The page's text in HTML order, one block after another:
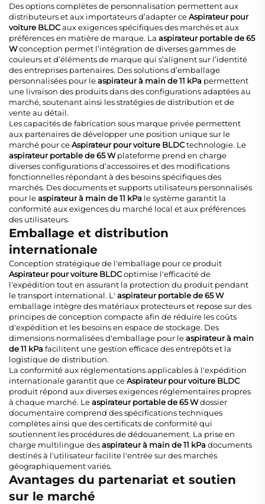
Des options complètes de personnalisation permettent aux
distributeurs et aux importateurs d’adapter ceAspirateur pour
voiture BLDCaux exigences spécifiques des marchés et aux
préférences en matière de marque. La aspirateur portable de 65
Wconception permet l’intégration de diverses gammes de
couleurs et d’éléments de marque qui s’alignent sur l’identité
des entreprises partenaires. Des solutions d’emballage
personnalisées pour leaspirateur à main de 11 kPa permettent
une livraison des produits dans des configurations adaptées au
marché, soutenant ainsi les stratégies de distribution et de
vente au détail.
Les capacités de fabrication sous marque privée permettent
aux partenaires de développer une position unique sur le
marché pour ceAspirateur pour voiture BLDCtechnologie. Le
aspirateur portable de 65 Wplateforme prend en charge
diverses configurations d’accessoires et des modifications
fonctionnelles répondant à des besoins spécifiques des
marchés. Des documents et supports utilisateurs personnalisés
pour leaspirateur à main de 11 kPa le système garantit la
conformité aux exigences du marché local et aux préférences
des utilisateurs.
Emballage et distribution
internationale
Conception stratégique de l'emballage pour ce produit
Aspirateur pour voiture BLDCoptimise l'efficacité de
l'expédition tout en assurant la protection du produit pendant
le transport international. L' aspirateur portable de 65 W
emballage intègre des matériaux protecteurs et repose sur des
principes de conception compacte afin de réduire les coûts
d'expédition et les besoins en espace de stockage. Des
dimensions normalisées d'emballage pour leaspirateur à main
de 11 kPa facilitent une gestion efficace des entrepôts et la
logistique de distribution.
La conformité aux réglementations applicables à l'expédition
internationale garantit que ceAspirateur pour voiture BLDC
produit répond aux diverses exigences réglementaires propres
à chaque marché. Leaspirateur portable de 65 Wdossier
documentaire comprend des spécifications techniques
complètes ainsi que des certificats de conformité qui
soutiennent les procédures de dédouanement. La prise en
charge multilingue desaspirateur à main de 11 kPa documents
destinés à l'utilisateur facilite l'entrée sur des marchés
géographiquement variés.
Avantages du partenariat et soutien
sur le marché